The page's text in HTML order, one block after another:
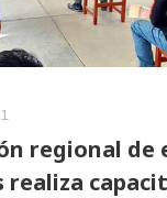
regional de
realiza